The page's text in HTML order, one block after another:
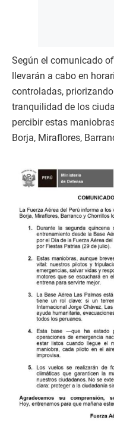
Según el comunicado
llevarán a cabo en
controladas,
tranquilidad de los
percibir estas
Borja, Miraflores,